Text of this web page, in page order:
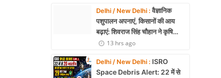
Delhi / New Delhi :वैज्ञानिक
पशुपालन अपनाएं, किसानों की आय
बढ़ाएं: शिवराज सिंह चौहान ने कृषि
विश्वविद्यालयों से नियमित प्रशिक्षण का
13 hrs ago
Delhi / New Delhi : ISRO
Space Debris Alert: 22 में से